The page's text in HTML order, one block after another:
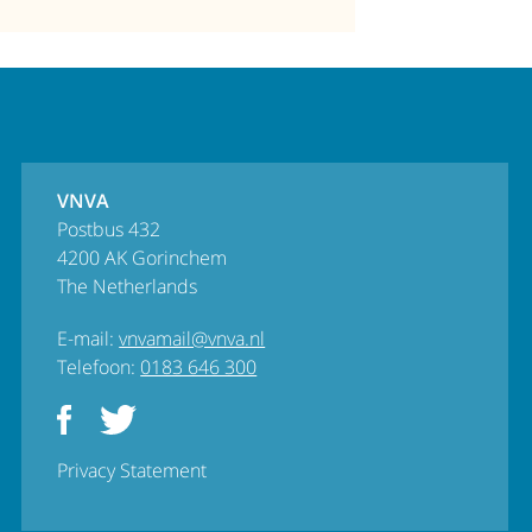
VNVA
Postbus 432
4200 AK Gorinchem
The Netherlands
E-mail:vnvamail@vnva.nl
Telefoon: 0183 646 300
Privacy Statement